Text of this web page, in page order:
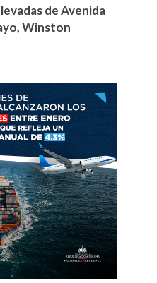
de Avenida
Winston